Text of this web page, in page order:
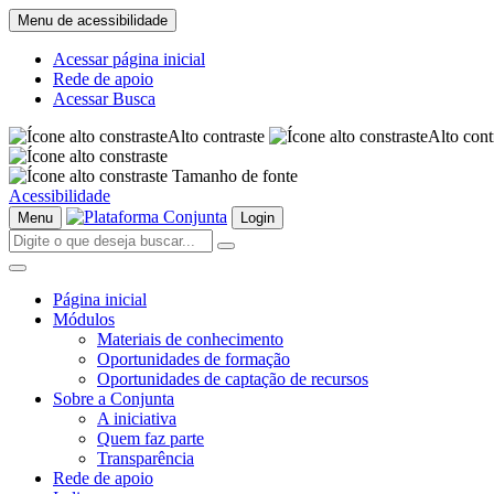
Menu de acessibilidade
Acessar página inicial
Rede de apoio
Acessar Busca
Alto contraste
Alto
Tamanho de fonte
Acessibilidade
Menu Login
Página inicial
Módulos
Materiais de conhecimento
Oportunidades de formação
Oportunidades de captação de recursos
Sobre a Conjunta
A iniciativa
Quem faz parte
Transparência
Rede de apoio